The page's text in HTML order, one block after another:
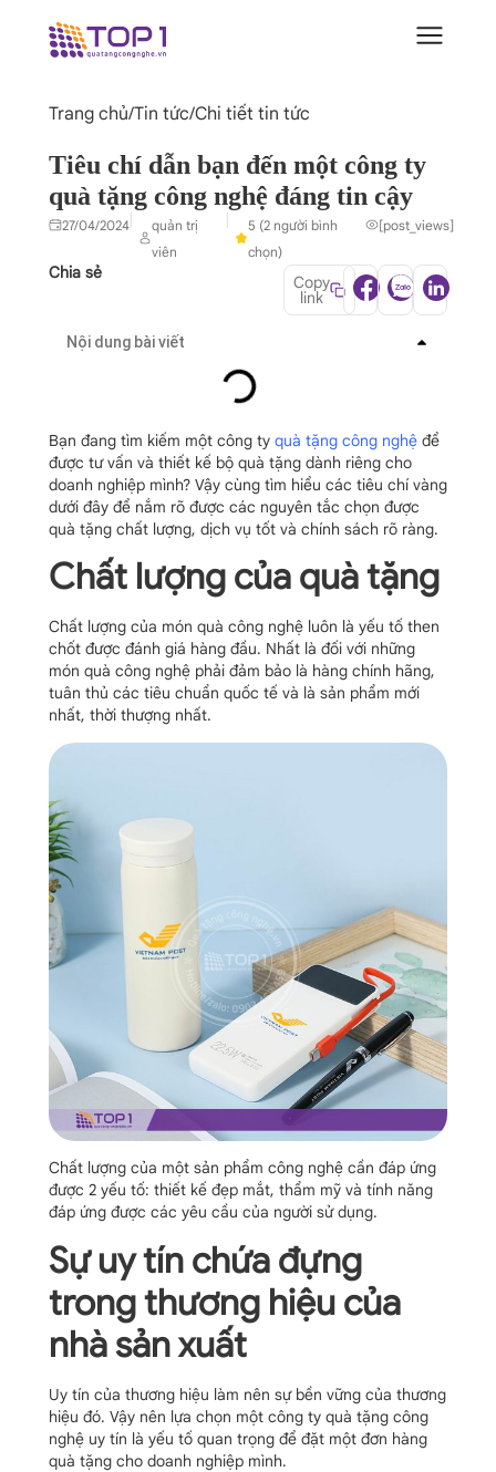
Trang chủ/Tin tức/Chi tiết tin tức
Tiêu chí dẫn bạn đến một công ty
quà tặng công nghệ đáng tin cậy
27/04/2024|
quản trị
viên
|
5 (2 người bình
chọn)
[post_views]
Chia sẻ Copy
link
Nội dung bài viết
Bạn đang tìm kiếm một công ty quà tặng công nghệ để
được tư vấn và thiết kế bộ quà tặng dành riêng cho
doanh nghiệp mình? Vậy cùng tìm hiểu các tiêu chí vàng
dưới đây để nắm rõ được các nguyên tắc chọn được
quà tặng chất lượng, dịch vụ tốt và chính sách rõ ràng.
Chất lượng của quà tặng
Chất lượng của món quà công nghệ luôn là yếu tố then
chốt được đánh giá hàng đầu. Nhất là đối với những
món quà công nghệ phải đảm bảo là hàng chính hãng,
tuân thủ các tiêu chuẩn quốc tế và là sản phẩm mới
nhất, thời thượng nhất.
Chất lượng của một sản phẩm công nghệ cần đáp ứng
được 2 yếu tố: thiết kế đẹp mắt, thẩm mỹ và tính năng
đáp ứng được các yêu cầu của người sử dụng.
Sự uy tín chứa đựng
trong thương hiệu của
nhà sản xuất
Uy tín của thương hiệu làm nên sự bền vững của thương
hiệu đó. Vậy nên lựa chọn một công ty quà tặng công
nghệ uy tín là yếu tố quan trọng để đặt một đơn hàng
quà tặng cho doanh nghiệp mình.